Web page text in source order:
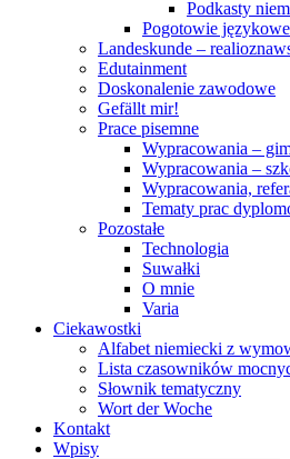
Podkasty
Pogotowie językowe
Landeskunde –
Edutainment
Doskonalenie zawodowe
Gefällt mir!
Prace pisemne
Wypracowania –
Wypracowania –
Wypracowania,
Tematy prac
Pozostałe
Technologia
Suwałki
O mnie
Varia
Ciekawostki
Alfabet niemiecki z
Lista czasowników
Słownik tematyczny
Wort der Woche
Kontakt
Wpisy